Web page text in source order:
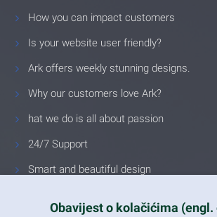
How you can impact customers
Is your website user friendly?
Ark offers weekly stunning designs.
Why our customers love Ark?
hat we do is all about passion
24/7 Support
Smart and beautiful design
Obavijest o kolačićima (engl.